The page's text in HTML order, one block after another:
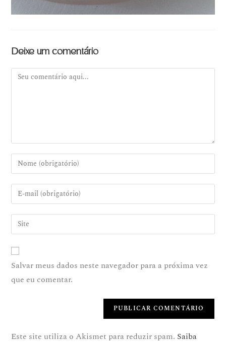
Deixe um comentário
Salvar meus dados neste navegador para a próxima vez
que eu comentar.
Este site utiliza o Akismet para reduzir spam. Saiba